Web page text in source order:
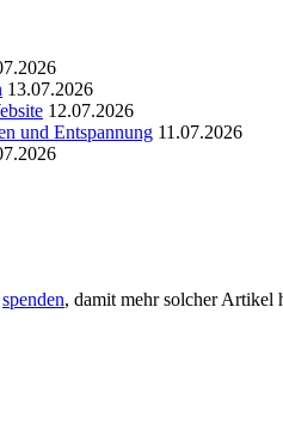
13.07.2026
12.07.2026
und Entspannung 11.07.2026
spenden, damit mehr solcher Artikel